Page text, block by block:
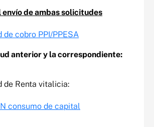
envío de ambas solicitudes
de cobro PPI/PPESA
anterior y la correspondiente:
de Renta vitalicia:​
consumo de capital